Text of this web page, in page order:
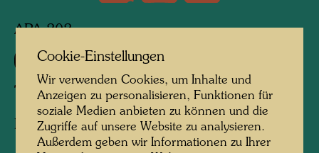
APA 202
835 B
THE THINKERS
DIE DENKER
Cookie-Einstellungen
Wir verwenden Cookies, um Inhalte und
Anzeigen zu personalisieren, Funktionen für
soziale Medien anbieten zu können und die
Zugriffe auf unsere Website zu analysieren.
Außerdem geben wir Informationen zu Ihrer